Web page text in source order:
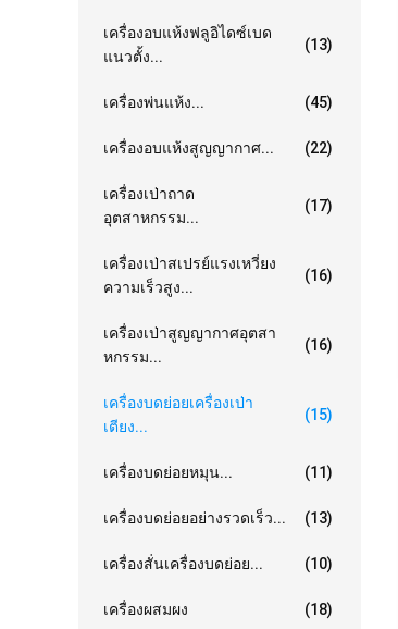
เครื่องอบแห้งฟลูอิไดซ์เบด
แนวตั้ง...
(13)
เครื่องพ่นแห้ง... (45)
เครื่องอบแห้งสูญญากาศ... (22)
เครื่องเป่าถาด
อุตสาหกรรม...
(17)
เครื่องเป่าสเปรย์แรงเหวี่ยง
ความเร็วสูง...
(16)
เครื่องเป่าสูญญากาศอุตสา
หกรรม...
(16)
เครื่องบดย่อยเครื่องเป่า
เตียง...
(15)
เครื่องบดย่อยหมุน... (11)
เครื่องบดย่อยอย่างรวดเร็ว... (13)
เครื่องสั่นเครื่องบดย่อย... (10)
เครื่องผสมผง (18)